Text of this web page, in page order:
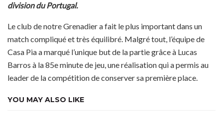
division du Portugal.
Le club de notre Grenadier a fait le plus important dans un
match compliqué et très équilibré. Malgré tout, l’équipe de
Casa Pia a marqué l’unique but de la partie grâce à Lucas
Barros à la 85e minute de jeu, une réalisation qui a permis au
leader de la compétition de conserver sa première place.
YOU MAY ALSO LIKE